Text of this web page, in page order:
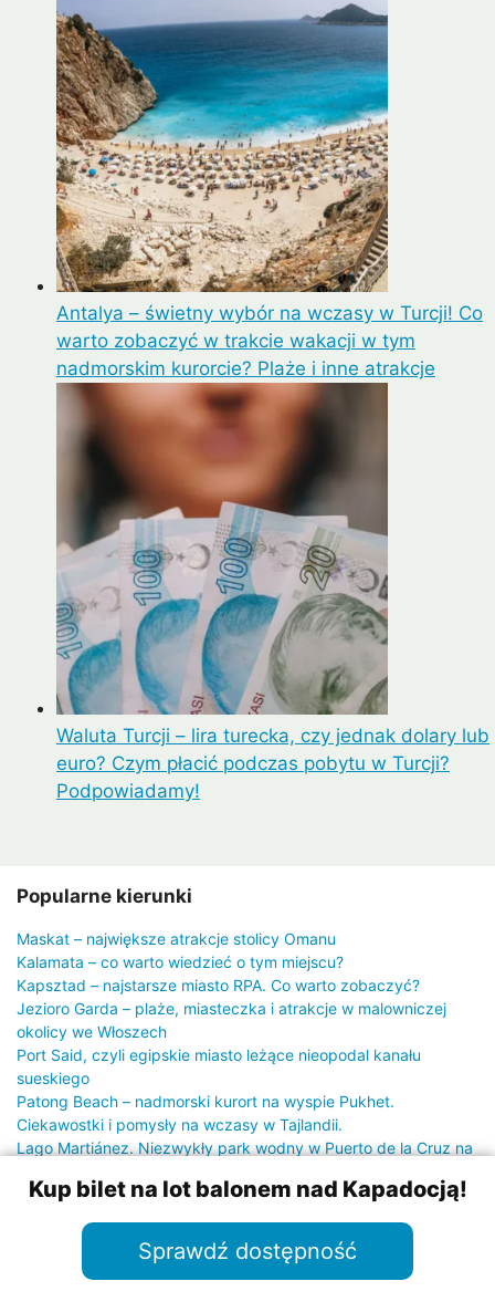
Antalya – świetny wybór na wczasy w Turcji! Co
warto zobaczyć w trakcie wakacji w tym
nadmorskim kurorcie? Plaże i inne atrakcje
Waluta Turcji – lira turecka, czy jednak dolary lub
euro? Czym płacić podczas pobytu w Turcji?
Podpowiadamy!
Popularne kierunki
Maskat – największe atrakcje stolicy Omanu
Kalamata – co warto wiedzieć o tym miejscu?
Kapsztad – najstarsze miasto RPA. Co warto zobaczyć?
Jezioro Garda – plaże, miasteczka i atrakcje w malowniczej
okolicy we Włoszech
Port Said, czyli egipskie miasto leżące nieopodal kanału
sueskiego
Patong Beach – nadmorski kurort na wyspie Pukhet.
Ciekawostki i pomysły na wczasy w Tajlandii.
Lago Martiánez. Niezwykły park wodny w Puerto de la Cruz na
Alicante – atrakcje w tej części Costa Blanca
Parkingi lotniskowe
Kup bilet na lot balonem nad Kapadocją!
Sprawdź dostępność